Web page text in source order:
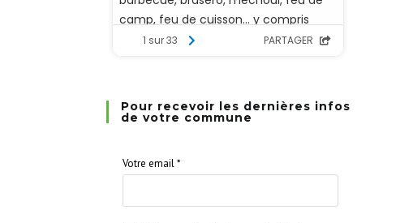
Pour recevoir les dernières infos
de votre commune
Votre email*